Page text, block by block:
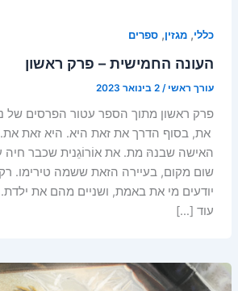
כללי, מגזין, ספרים
העונה החמישית – פרק ראשון
עורך ראשי/ 2 בינואר 2023
את, בסוף הדרך את זאת היא. היא זאת את.
האישה שבנהּ מת. את אוֹרוֹגֵנית שכבר
שום מקום, בעיירה הזאת ששמה טירימו.
יודעים מי את באמת, ושניים מהם את
עוד […]